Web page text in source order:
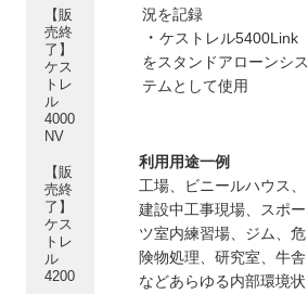
【販
売終
了】
ケス
トレ
ル
4000
NV
【販
売終
了】
ケス
トレ
ル
4200
況を記録
・ ケストレル5400Link
をスタンドアローンシス
テムとして使用
利用用途一例
工場、ビニールハウス、
建設中工事現場、スポー
ツ室内練習場、ジム、危
険物処理、研究室、牛舎
などあらゆる内部環境状